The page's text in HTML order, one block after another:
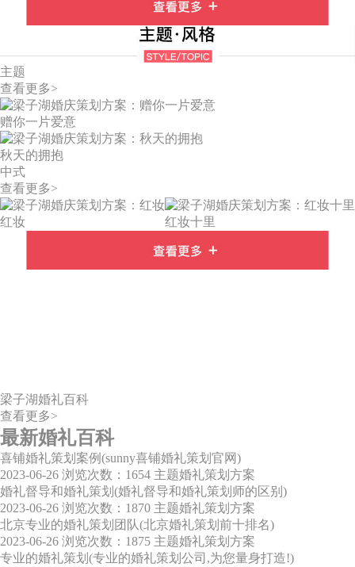
主题
查看更多>
赠你一片爱意
秋天的拥抱
中式
查看更多>
红妆 红妆十里
梁子湖婚礼百科
查看更多>
最新婚礼百科
喜铺婚礼策划案例(sunny喜铺婚礼策划官网)
2023-06-26 浏览次数：1654 主题婚礼策划方案
婚礼督导和婚礼策划(婚礼督导和婚礼策划师的区别)
2023-06-26 浏览次数：1870 主题婚礼策划方案
北京专业的婚礼策划团队(北京婚礼策划前十排名)
2023-06-26 浏览次数：1875 主题婚礼策划方案
专业的婚礼策划(专业的婚礼策划公司,为您量身打造!)